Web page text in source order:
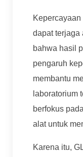
dapat terjaga
bahwa hasil
pengaruh
membantu
laboratorium
berfokus
alat untuk
Karena itu,